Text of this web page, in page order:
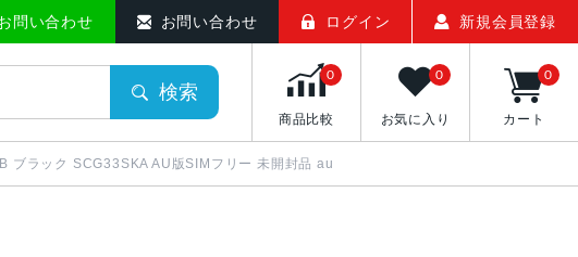
ット
問い合わせ お問い合わせ ログイン 新規会員登録
検索
商品比較
0
お気に入り
0
カート
0
ブラック SCG33SKA AU版SIMフリー 未開封品 au